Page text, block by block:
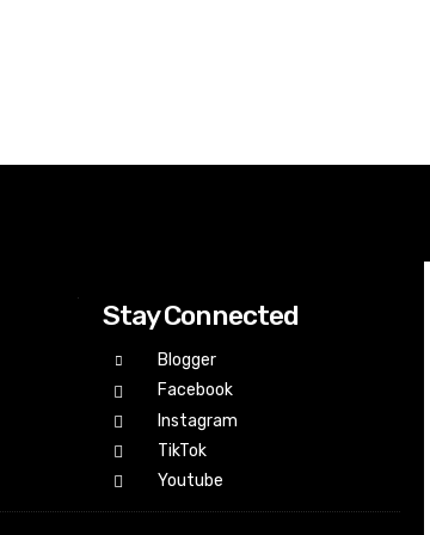
Stay Connected
Blogger
Facebook
Instagram
TikTok
Youtube